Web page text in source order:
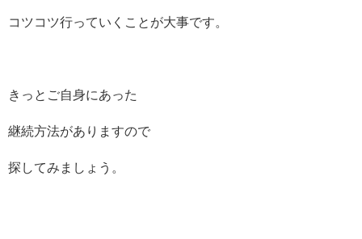
コツコツ行っていくことが大事です。
きっとご自身にあった
継続方法がありますので
探してみましょう。